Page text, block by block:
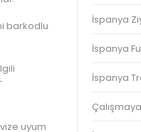
barkodlu
uyum
İspanya
İspanya
İspanya